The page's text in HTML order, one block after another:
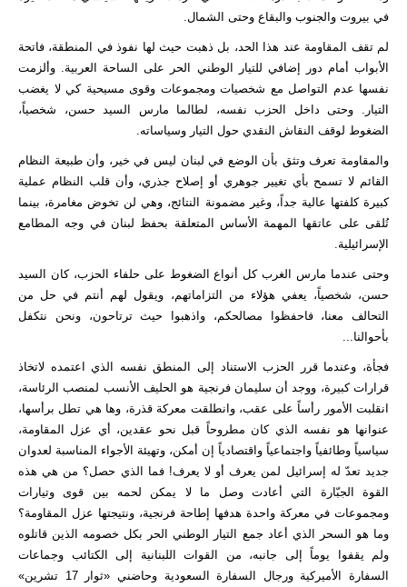
في بيروت والجنوب والبقاع وحتى الشمال.
لم تقف المقاومة عند هذا الحد، بل ذهبت حيث لها نفوذ في المنطقة، فاتحة
الأبواب أمام دور إضافي للتيار الوطني الحر على الساحة العربية. وألزمت
نفسها عدم التواصل مع شخصيات ومجموعات وقوى مسيحية كي لا يغضب
التيار. وحتى داخل الحزب نفسه، لطالما مارس السيد حسن، شخصياً،
الضغوط لوقف النقاش النقدي حول التيار وسياساته.
والمقاومة تعرف وتثق بأن الوضع في لبنان ليس في خير، وأن طبيعة النظام
القائم لا تسمح بأي تغيير جوهري أو إصلاح جذري، وأن قلب النظام عملية
كبيرة كلفتها عالية جداً، وغير مضمونة النتائج، وهي لن تخوض مغامرة، بينما
تُلقى على عاتقها المهمة الأساس المتعلقة بحفظ لبنان في وجه المطامع
الإسرائيلية.
وحتى عندما مارس الغرب كل أنواع الضغوط على حلفاء الحزب، كان السيد
حسن، شخصياً، يعفي هؤلاء من التزاماتهم، ويقول لهم أنتم في حل من
التحالف معنا، فاحفظوا مصالحكم، واذهبوا حيث ترتاحون، ونحن نتكفل
بأحوالنا...
فجأة، وعندما قرر الحزب الاستناد إلى المنطق نفسه الذي اعتمده لاتخاذ
قرارات كبيرة، ووجد أن سليمان فرنجية هو الحليف الأنسب لمنصب الرئاسة،
انقلبت الأمور رأساً على عقب، وانطلقت معركة قذرة، وها هي تطل برأسها،
عنوانها هو نفسه الذي كان مطروحاً قبل نحو عقدين، أي عزل المقاومة،
سياسياً وطائفياً واجتماعياً واقتصادياً إن أمكن، وتهيئة الأجواء المناسبة لعدوان
جديد تعدّ له إسرائيل لمن يعرف أو لا يعرف! فما الذي حصل؟ من هي هذه
القوة الجبّارة التي أعادت وصل ما لا يمكن لحمه بين قوى وتيارات
ومجموعات في معركة واحدة هدفها إطاحة فرنجية، ونتيجتها عزل المقاومة؟
وما هو السحر الذي أعاد جمع التيار الوطني الحر بكل خصومه الذين قاتلوه
ولم يقفوا يوماً إلى جانبه، من القوات اللبنانية إلى الكتائب وجماعات
السفارة الأميركية ورجال السفارة السعودية وحاضني «ثوار 17 تشرين»